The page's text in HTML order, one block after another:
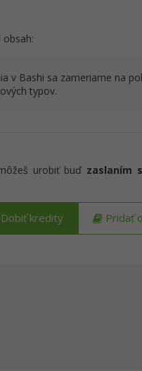
obsah:
v Bashi sa zameriame na
typov.
urobiť buď zaslaním
Dobiť kredity Pridať